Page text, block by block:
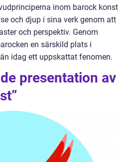
inom barock konst
och djup i sina verk genom att
och perspektiv. Genom
en särskild plats i
idag ett uppskattat fenomen.
presentation av